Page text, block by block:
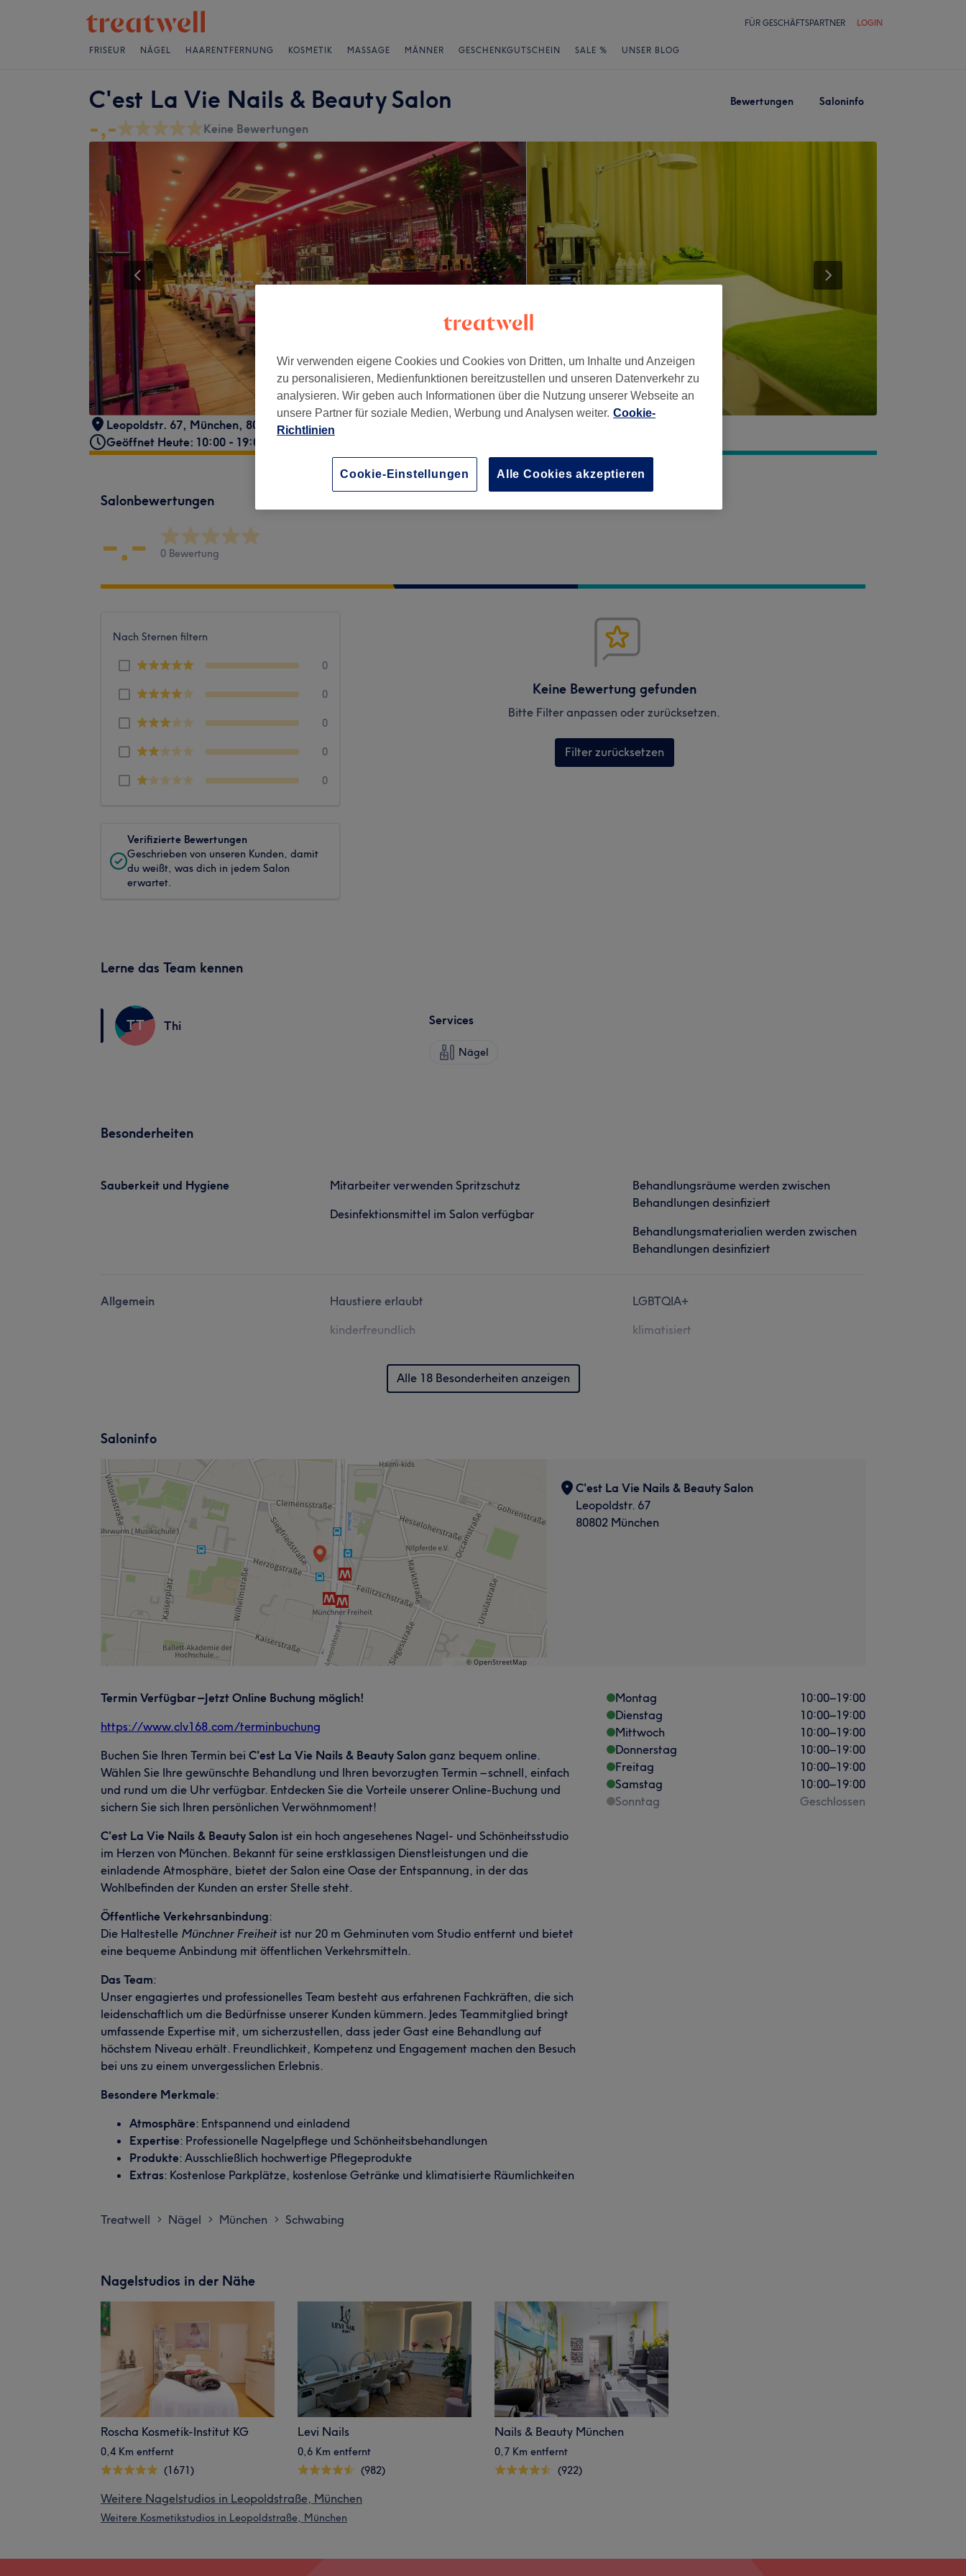
FÜR GESCHÄFTSPARTNER LOGIN
FRISEUR NÄGEL HAARENTFERNUNG KOSMETIK MASSAGE MÄNNER GESCHENKGUTSCHEIN SALE % UNSER BLOG
C'est La Vie Nails & Beauty Salon Bewertungen Saloninfo
-,- Keine Bewertungen
Leopoldstr. 67, München, 80802
Geöffnet Heute: 10:00 - 19:00
Salonbewertungen
-.- 0 Bewertung
Nach Sternen filtern
0
0
0
0
0
Verifizierte Bewertungen
Geschrieben von unseren Kunden, damit
du weißt, was dich in jedem Salon
erwartet.
Keine Bewertung gefunden
Bitte Filter anpassen oder zurücksetzen.
Filter zurücksetzen
Lerne das Team kennen
TT Thi Services
Nägel
Besonderheiten
Sauberkeit und Hygiene
Mitarbeiter verwenden Spritzschutz
Desinfektionsmittel im Salon verfügbar
Behandlungsräume werden zwischen
Behandlungen desinfiziert
Behandlungsmaterialien werden zwischen
Behandlungen desinfiziert
Allgemein
Haustiere erlaubt
kinderfreundlich
LGBTQIA+
klimatisiert
Alle 18 Besonderheiten anzeigen
Saloninfo
C'est La Vie Nails & Beauty Salon
Leopoldstr. 67
80802 München
Termin Verfügbar – Jetzt Online Buchung möglich!
https://www.clv168.com/terminbuchung
Buchen Sie Ihren Termin bei C'est La Vie Nails & Beauty Salon ganz bequem online.
Wählen Sie Ihre gewünschte Behandlung und Ihren bevorzugten Termin – schnell, einfach
und rund um die Uhr verfügbar. Entdecken Sie die Vorteile unserer Online-Buchung und
sichern Sie sich Ihren persönlichen Verwöhnmoment!
C'est La Vie Nails & Beauty Salon ist ein hoch angesehenes Nagel- und Schönheitsstudio
im Herzen von München. Bekannt für seine erstklassigen Dienstleistungen und die
einladende Atmosphäre, bietet der Salon eine Oase der Entspannung, in der das
Wohlbefinden der Kunden an erster Stelle steht.
Öffentliche Verkehrsanbindung:
Die Haltestelle Münchner Freiheit ist nur 20 m Gehminuten vom Studio entfernt und bietet
eine bequeme Anbindung mit öffentlichen Verkehrsmitteln.
Das Team:
Unser engagiertes und professionelles Team besteht aus erfahrenen Fachkräften, die sich
leidenschaftlich um die Bedürfnisse unserer Kunden kümmern. Jedes Teammitglied bringt
umfassende Expertise mit, um sicherzustellen, dass jeder Gast eine Behandlung auf
höchstem Niveau erhält. Freundlichkeit, Kompetenz und Engagement machen den Besuch
bei uns zu einem unvergesslichen Erlebnis.
Besondere Merkmale:
Atmosphäre: Entspannend und einladend
Expertise: Professionelle Nagelpflege und Schönheitsbehandlungen
Produkte: Ausschließlich hochwertige Pflegeprodukte
Extras: Kostenlose Parkplätze, kostenlose Getränke und klimatisierte Räumlichkeiten
Montag 10:00–19:00
Dienstag
10:00–19:00
Mittwoch
10:00–19:00
Donnerstag
10:00–19:00
Freitag
10:00–19:00
Samstag
10:00–19:00
Sonntag
Geschlossen
Treatwell > Nägel > München > Schwabing
Nagelstudios in der Nähe
Roscha Kosmetik-Institut KG
0,4 Km entfernt
(1671)
Levi Nails
0,6 Km entfernt
(982)
Nails & Beauty München
0,7 Km entfernt
(922)
Weitere Nagelstudios in Leopoldstraße, München
Weitere Kosmetikstudios in Leopoldstraße, München
Wir verwenden eigene Cookies und Cookies von Dritten, um Inhalte und Anzeigen
zu personalisieren, Medienfunktionen bereitzustellen und unseren Datenverkehr zu
analysieren. Wir geben auch Informationen über die Nutzung unserer Webseite an
unsere Partner für soziale Medien, Werbung und Analysen weiter. Cookie-
Richtlinien
Cookie-Einstellungen Alle Cookies akzeptieren